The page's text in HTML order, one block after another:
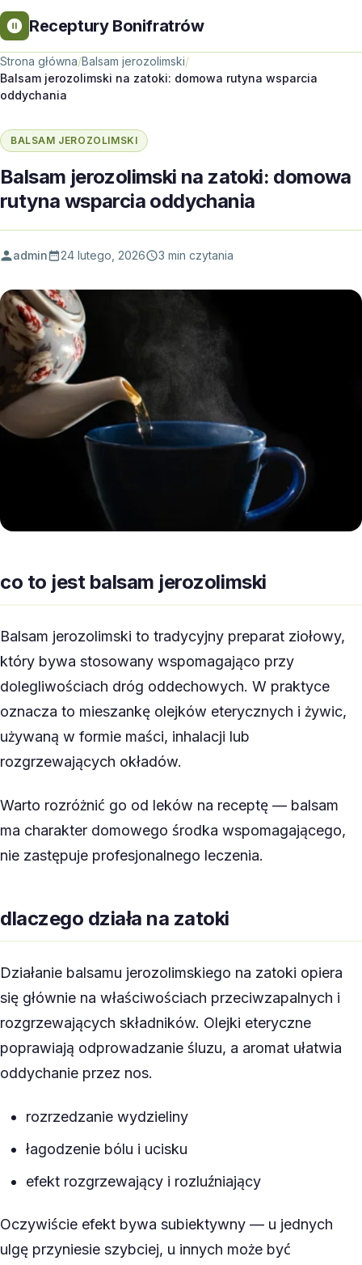
Receptury Bonifratrów
Strona główna/Balsam jerozolimski/
Balsam jerozolimski na zatoki: domowa rutyna wsparcia
oddychania
BALSAM JEROZOLIMSKI
Balsam jerozolimski na zatoki: domowa
rutyna wsparcia oddychania
admin 24 lutego, 2026 3 min czytania
co to jest balsam jerozolimski
Balsam jerozolimski to tradycyjny preparat ziołowy,
który bywa stosowany wspomagająco przy
dolegliwościach dróg oddechowych. W praktyce
oznacza to mieszankę olejków eterycznych i żywic,
używaną w formie maści, inhalacji lub
rozgrzewających okładów.
Warto rozróżnić go od leków na receptę — balsam
ma charakter domowego środka wspomagającego,
nie zastępuje profesjonalnego leczenia.
dlaczego działa na zatoki
Działanie balsamu jerozolimskiego na zatoki opiera
się głównie na właściwościach przeciwzapalnych i
rozgrzewających składników. Olejki eteryczne
poprawiają odprowadzanie śluzu, a aromat ułatwia
oddychanie przez nos.
rozrzedzanie wydzieliny
łagodzenie bólu i ucisku
efekt rozgrzewający i rozluźniający
Oczywiście efekt bywa subiektywny — u jednych
ulgę przyniesie szybciej, u innych może być